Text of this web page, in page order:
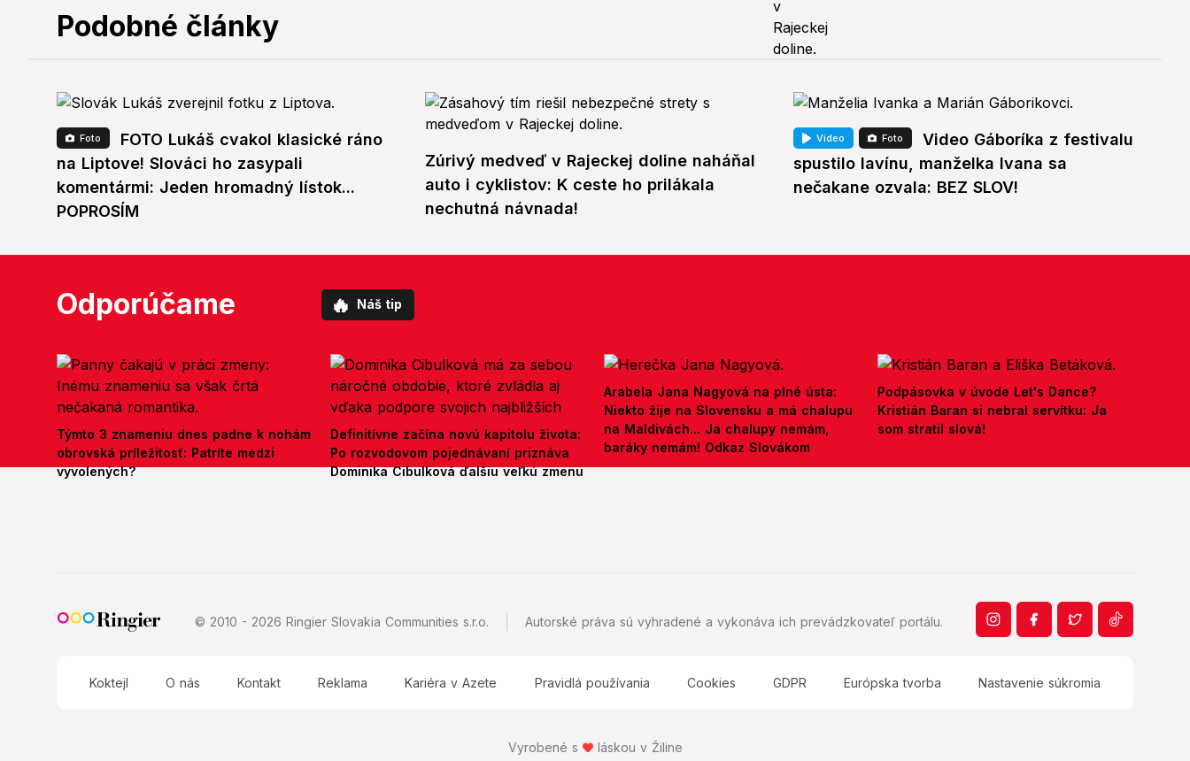
Podobné články
Foto
FOTO Lukáš cvakol klasické ráno
na Liptove! Slováci ho zasypali
komentármi: Jeden hromadný lístok...
POPROSÍM
Zúrivý medveď v Rajeckej doline naháňal
auto i cyklistov: K ceste ho prilákala
nechutná návnada!
Video Foto
Video Gáboríka z festivalu
spustilo lavínu, manželka Ivana sa
nečakane ozvala: BEZ SLOV!
Odporúčame 🔥 Náš tip
Týmto 3 znameniu dnes padne k nohám
obrovská príležitosť: Patríte medzi
vyvolených?
Definitívne začína novú kapitolu života:
Po rozvodovom pojednávaní priznáva
Dominika Cibulková ďalšiu veľkú zmenu
Arabela Jana Nagyová na plné ústa:
Niekto žije na Slovensku a má chalupu
na Maldivách... Ja chalupy nemám,
baráky nemám! Odkaz Slovákom
Podpásovka v úvode Let's Dance?
Kristián Baran si nebral servítku: Ja
som stratil slová!
© 2010 - 2026 Ringier Slovakia Communities s.r.o. Autorské práva sú vyhradené a vykonáva ich prevádzkovateľ portálu.
Koktejl O nás Kontakt Reklama Kariéra v Azete Pravidlá používania Cookies GDPR Európska tvorba Nastavenie súkromia
Vyrobené s láskou v Žiline